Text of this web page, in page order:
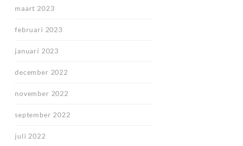
maart 2023
februari 2023
januari 2023
december 2022
november 2022
september 2022
juli 2022